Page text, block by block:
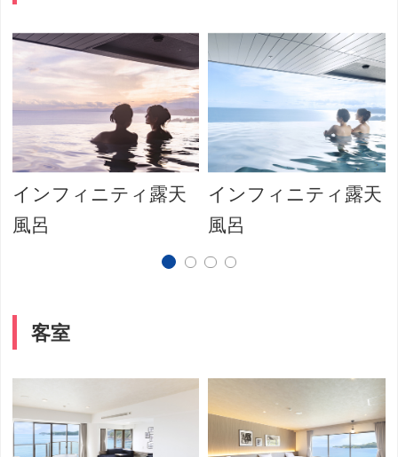
インフィニティ露天
風呂
インフィニティ露天
風呂
客室